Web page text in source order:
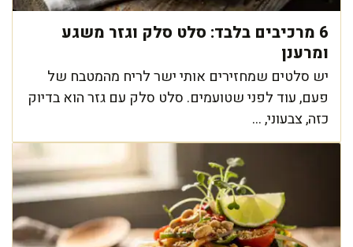
6 מרכיבים בלבד: סלט סלק וגזר משגע
ומרענן
יש סלטים שמחזירים אותי ישר לריח מהמטבח של
פעם, עוד לפני שטועמים. סלט סלק עם גזר הוא בדיוק
כזה, צבעוני, ...